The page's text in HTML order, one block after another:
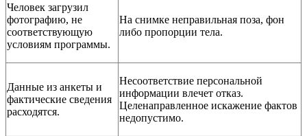
Человек загрузил
фотографию, не
соответствующую
условиям программы.
На снимке неправильная поза, фон
либо пропорции тела.
Данные из анкеты и
фактические сведения
расходятся.
Несоответствие персональной
информации влечет отказ.
Целенаправленное искажение фактов
недопустимо.